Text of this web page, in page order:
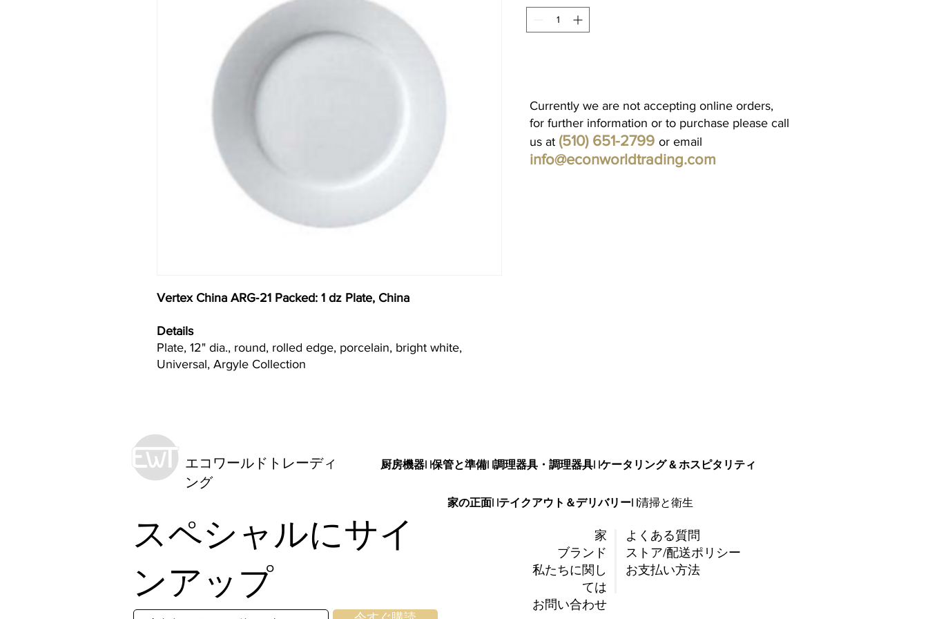
Vertex China ARG‐21 Packed: 1 dz Plate, China
Details
Plate, 12" dia., round, rolled edge, porcelain, bright white,
Universal, Argyle Collection
Currently we are not accepting online orders,
for further information or to purchase please call
us at (510) 651-2799 or email
info@econworldtrading.com
エコワールドトレーディ
ング
スペシャルにサイ
ンアップ
厨房機器| |保管と準備| |調理器具・調理器具| |ケータリング & ホスピタリティ
よくある質問
ストア/配送ポリシー
お支払い方法
家
ブランド
私たちに関し
ては
お問い合わせ
家の正面| |テイクアウト＆デリバリー| |清掃と衛生